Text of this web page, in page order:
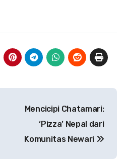
Mencicipi Chatamari:
‘Pizza’ Nepal dari
Komunitas Newari